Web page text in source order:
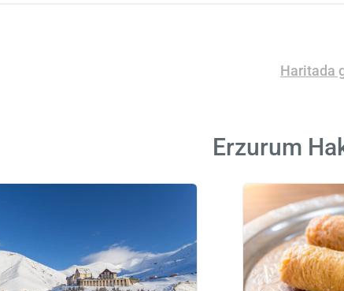
Haritada
Erzurum